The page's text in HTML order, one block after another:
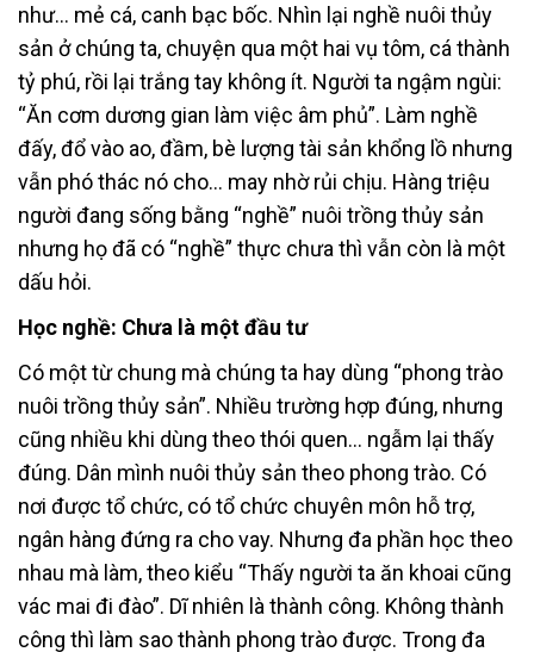
như… mẻ cá, canh bạc bốc. Nhìn lại nghề nuôi thủy
sản ở chúng ta, chuyện qua một hai vụ tôm, cá thành
tỷ phú, rồi lại trắng tay không ít. Người ta ngậm ngùi:
“Ăn cơm dương gian làm việc âm phủ”. Làm nghề
đấy, đổ vào ao, đầm, bè lượng tài sản khổng lồ nhưng
vẫn phó thác nó cho… may nhờ rủi chịu. Hàng triệu
người đang sống bằng “nghề” nuôi trồng thủy sản
nhưng họ đã có “nghề” thực chưa thì vẫn còn là một
dấu hỏi.
Học nghề: Chưa là một đầu tư
Có một từ chung mà chúng ta hay dùng “phong trào
nuôi trồng thủy sản”. Nhiều trường hợp đúng, nhưng
cũng nhiều khi dùng theo thói quen… ngẫm lại thấy
đúng. Dân mình nuôi thủy sản theo phong trào. Có
nơi được tổ chức, có tổ chức chuyên môn hỗ trợ,
ngân hàng đứng ra cho vay. Nhưng đa phần học theo
nhau mà làm, theo kiểu “Thấy người ta ăn khoai cũng
vác mai đi đào”. Dĩ nhiên là thành công. Không thành
công thì làm sao thành phong trào được. Trong đa